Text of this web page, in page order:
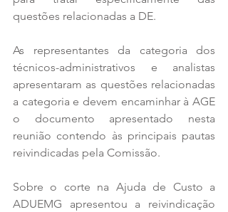
questões relacionadas a DE.
As representantes da categoria dos
técnicos-administrativos e analistas
apresentaram as questões relacionadas
a categoria e devem encaminhar à AGE
o documento apresentado nesta
reunião contendo às principais pautas
reivindicadas pela Comissão.
Sobre o corte na Ajuda de Custo a
ADUEMG apresentou a reivindicação